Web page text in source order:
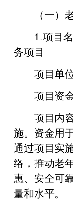
（一）
1.项目
务项目
项目单
项目资
项目内
施。资金用
通过项目实
络，推动老
惠、安全可
量和水平。